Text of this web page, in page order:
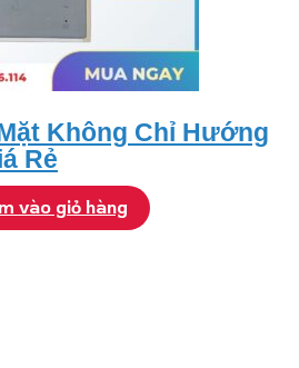
Không Chỉ Hướng
Rẻ
vào giỏ hàng